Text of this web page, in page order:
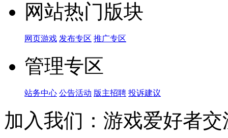
网站热门版块
网页游戏 发布专区 推广专区
管理专区
站务中心 公告活动 版主招聘 投诉建议
加入我们：游戏爱好者交